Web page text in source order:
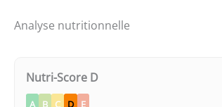
Analyse nutritionnelle
Nutri-Score D
A B C D E